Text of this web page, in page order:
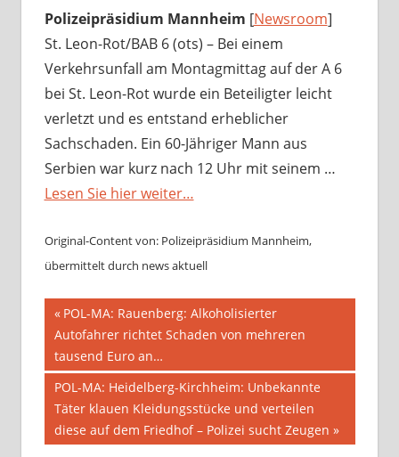
Polizeipräsidium Mannheim [Newsroom]
St. Leon-Rot/BAB 6 (ots) – Bei einem
Verkehrsunfall am Montagmittag auf der A 6
bei St. Leon-Rot wurde ein Beteiligter leicht
verletzt und es entstand erheblicher
Sachschaden. Ein 60-Jähriger Mann aus
Serbien war kurz nach 12 Uhr mit seinem …
Lesen Sie hier weiter…
Original-Content von: Polizeipräsidium Mannheim,
übermittelt durch news aktuell
Beitragsnavigation
Vorheriger
Beitrag:
POL-MA: Rauenberg: Alkoholisierter
Autofahrer richtet Schaden von mehreren
tausend Euro an…
Nächster
Beitrag:
POL-MA: Heidelberg-Kirchheim: Unbekannte
Täter klauen Kleidungsstücke und verteilen
diese auf dem Friedhof – Polizei sucht Zeugen